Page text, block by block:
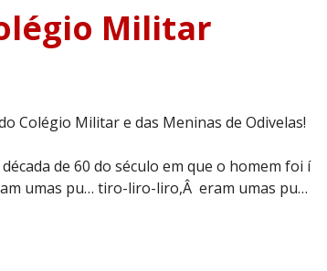
Militar
Colégio Militar e das Meninas de Odivelas!
de 60 do século em que o homem foi í
umas pu… tiro-liro-liro,Â eram umas pu…